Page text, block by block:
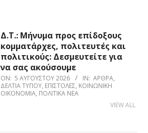
Δ.Τ.: Μήνυμα προς επίδοξους
κομματάρχες, πολιτευτές και
πολιτικούς: Δεσμευτείτε για
να σας ακούσουμε
ON: 5 ΑΥΓΟΎΣΤΟΥ 2026 IN: ΆΡΘΡΑ,
ΔΕΛΤΊΑ ΤΎΠΟΥ, ΕΠΙΣΤΟΛΈΣ, ΚΟΙΝΩΝΙΚΉ
ΟΙΚΟΝΟΜΊΑ, ΠΟΛΙΤΙΚΆ ΝΈΑ
VIEW ALL